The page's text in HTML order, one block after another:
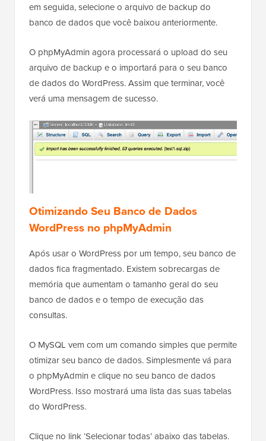
em seguida, selecione o arquivo de backup do
banco de dados que você baixou anteriormente.
O phpMyAdmin agora processará o upload do seu
arquivo de backup e o importará para o seu banco
de dados do WordPress. Assim que terminar, você
verá uma mensagem de sucesso.
Otimizando Seu Banco de Dados
WordPress no phpMyAdmin
Após usar o WordPress por um tempo, seu banco de
dados fica fragmentado. Existem sobrecargas de
memória que aumentam o tamanho geral do seu
banco de dados e o tempo de execução das
consultas.
O MySQL vem com um comando simples que permite
otimizar seu banco de dados. Simplesmente vá para
o phpMyAdmin e clique no seu banco de dados
WordPress. Isso mostrará uma lista das suas tabelas
do WordPress.
Clique no link ‘Selecionar todas’ abaixo das tabelas.